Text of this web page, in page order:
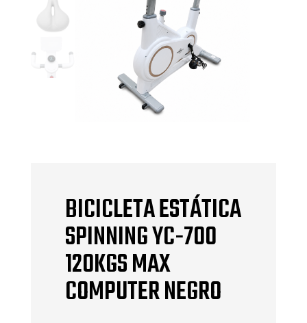
BICICLETA ESTÁTICA
SPINNING YC-700
120KGS MAX
COMPUTER NEGRO